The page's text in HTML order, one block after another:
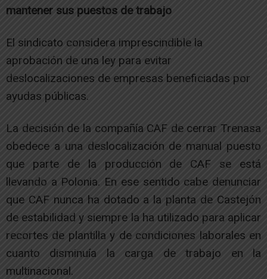
mantener sus puestos de trabajo
El sindicato considera imprescindible la
aprobación de una ley para evitar
deslocalizaciones de empresas beneficiadas por
ayudas públicas.
La decisión de la compañía CAF de cerrar Trenasa
obedece a una deslocalización de manual puesto
que parte de la producción de CAF se está
llevando a Polonia. En ese sentido cabe denunciar
que CAF nunca ha dotado a la planta de Castejón
de estabilidad y siempre la ha utilizado para aplicar
recortes de plantilla y de condiciones laborales en
cuanto disminuía la carga de trabajo en la
multinacional.